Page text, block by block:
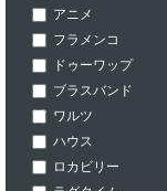
アニメ
フラメンコ
ドゥーワップ
ブラスバンド
ワルツ
ハウス
ロカビリー